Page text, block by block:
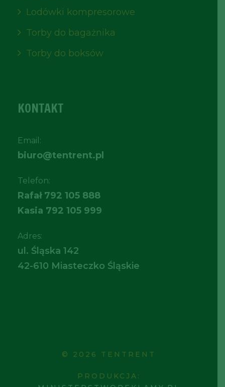
Lodówki kompresorowe
Torby do bagażnika
Torby do boksów
KONTAKT
Email:
biuro@tentrent.pl
Telefon:
Rafał 792 105 888
Kasia 792 105 999
Adres:
ul. Śląska 142
42-610 Miasteczko Śląskie
© 2026 TENTRENT
PRODUKCJA: